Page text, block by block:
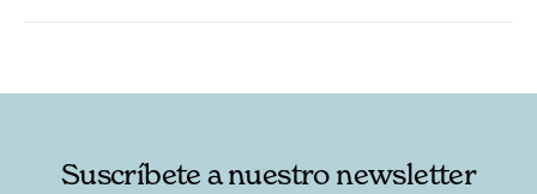
Suscríbete a nuestro newsletter